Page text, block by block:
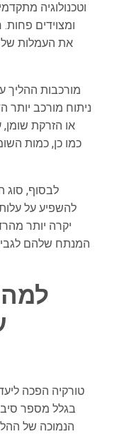
וטכנולוגיה
ומצוידים
את העמלות של
מורכבות ההליך
ניתוח מורכב יותר
או הזרקת שומן,
כמו כן, כמות
לבסוף,
להשפיע על
יקרה יותר
המנתח שלהם
למה
טורקיה הפכה
בגלל מספר
הנמוכה של